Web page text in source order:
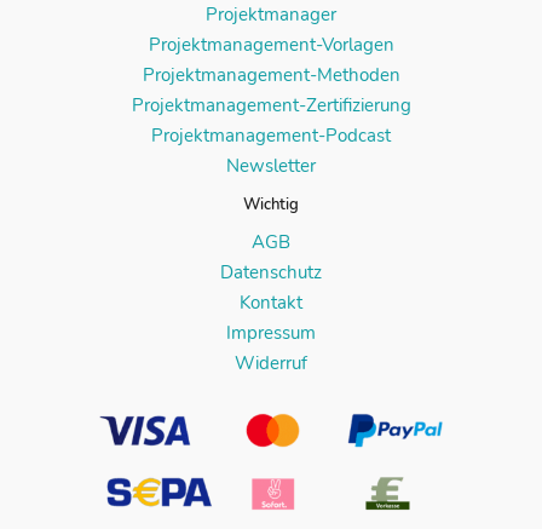
Projektmanager
Projektmanagement-Vorlagen
Projektmanagement-Methoden
Projektmanagement-Zertifizierung
Projektmanagement-Podcast
Newsletter
Wichtig
AGB
Datenschutz
Kontakt
Impressum
Widerruf